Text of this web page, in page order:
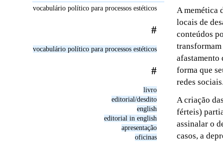
A memética
locais de
conteúdos
afastamento
forma que
redes
A criação
férteis)
assinalar o
casos, a
vocabulário político para processos estéticos
#
vocabulário político para processos estéticos
#
livro
editorial/desdito
english
editorial in english
apresentação
oficinas